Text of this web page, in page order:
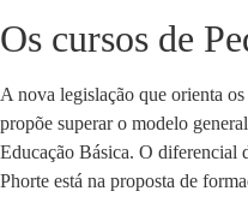
Os cursos de
A nova legislação que orienta
propõe superar o modelo
Educação Básica. O diferencial
Phorte está na proposta de